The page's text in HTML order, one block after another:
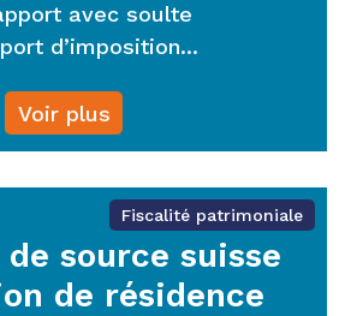
avec soulte
d’imposition...
Voir plus
source suisse
de résidence
Fiscalité patrimoniale